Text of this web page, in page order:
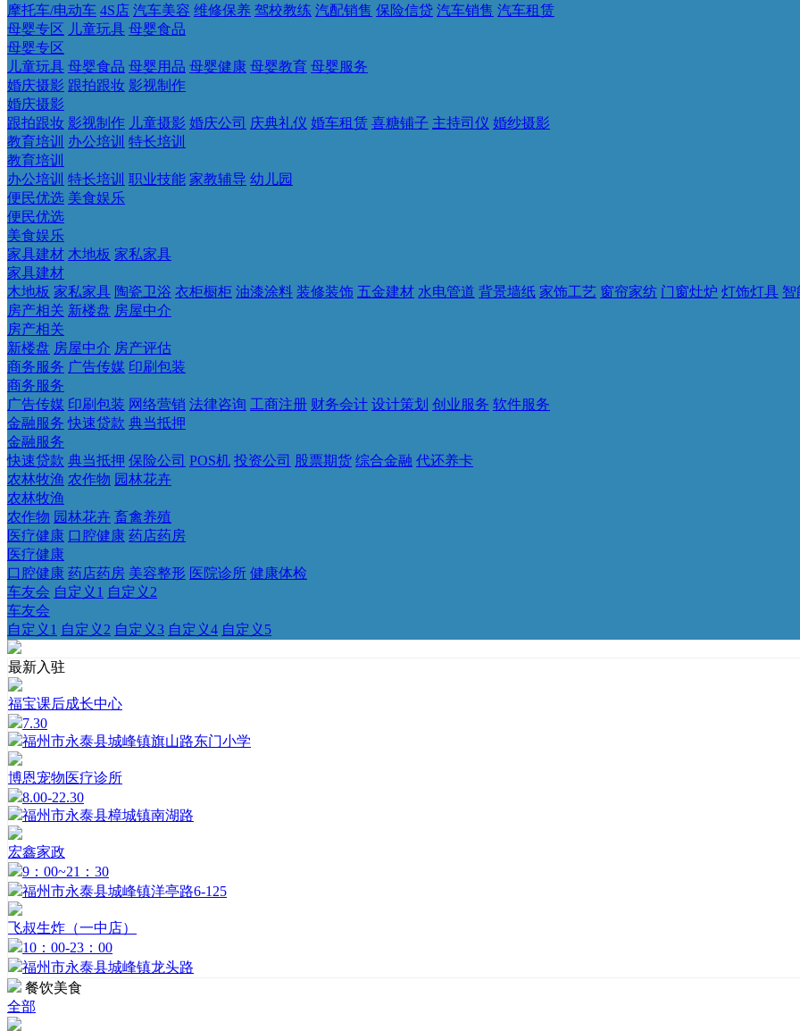
摩托车/电动车 4S店 汽车美容 维修保养 驾校教练 汽配销售 保险信贷 汽车销售 汽车租赁
母婴专区 儿童玩具 母婴食品
母婴专区
儿童玩具 母婴食品 母婴用品 母婴健康 母婴教育 母婴服务
婚庆摄影 跟拍跟妆 影视制作
婚庆摄影
跟拍跟妆 影视制作 儿童摄影 婚庆公司 庆典礼仪 婚车租赁 喜糖铺子 主持司仪 婚纱摄影
教育培训 办公培训 特长培训
教育培训
办公培训 特长培训 职业技能 家教辅导 幼儿园
便民优选 美食娱乐
便民优选
美食娱乐
家具建材 木地板 家私家具
家具建材
木地板 家私家具 陶瓷卫浴 衣柜橱柜 油漆涂料 装修装饰 五金建材 水电管道 背景墙纸 家饰工艺 窗帘家纺 门窗灶炉 灯饰灯具 智
房产相关 新楼盘 房屋中介
房产相关
新楼盘 房屋中介 房产评估
商务服务 广告传媒 印刷包装
商务服务
广告传媒 印刷包装 网络营销 法律咨询 工商注册 财务会计 设计策划 创业服务 软件服务
金融服务 快速贷款 典当抵押
金融服务
快速贷款 典当抵押 保险公司 POS机 投资公司 股票期货 综合金融 代还养卡
农林牧渔 农作物 园林花卉
农林牧渔
农作物 园林花卉 畜禽养殖
医疗健康 口腔健康 药店药房
医疗健康
口腔健康 药店药房 美容整形 医院诊所 健康体检
车友会 自定义1 自定义2
车友会
自定义1 自定义2 自定义3 自定义4 自定义5
最新入驻
福宝课后成长中心
7.30
福州市永泰县城峰镇旗山路东门小学
博恩宠物医疗诊所
8.00-22.30
福州市永泰县樟城镇南湖路
宏鑫家政
9：00~21：30
福州市永泰县城峰镇洋亭路6-125
飞叔生炸（一中店）
10：00-23：00
福州市永泰县城峰镇龙头路
餐饮美食
全部